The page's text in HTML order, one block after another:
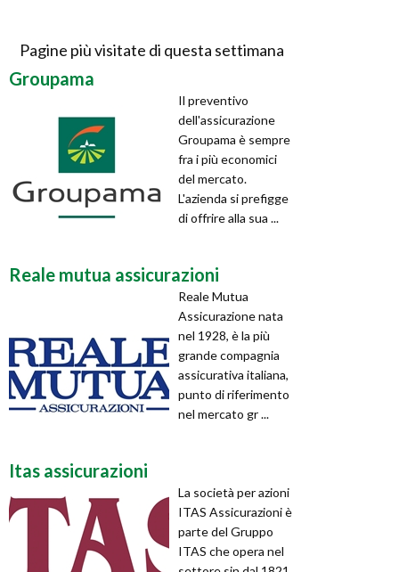
Pagine più visitate di questa settimana
Groupama
Il preventivo
dell'assicurazione
Groupama è sempre
fra i più economici
del mercato.
L'azienda si prefigge
di offrire alla sua ...
Reale mutua assicurazioni
Reale Mutua
Assicurazione nata
nel 1928, è la più
grande compagnia
assicurativa italiana,
punto di riferimento
nel mercato gr ...
Itas assicurazioni
La società per azioni
ITAS Assicurazioni è
parte del Gruppo
ITAS che opera nel